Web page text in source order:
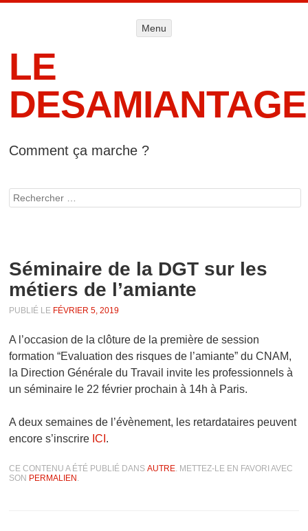
Menu
LE
DESAMIANTAGE
Comment ça marche ?
Rechercher
Séminaire de la DGT sur les
métiers de l’amiante
PUBLIÉ LE FÉVRIER 5, 2019
A l’occasion de la clôture de la première de session
formation “Evaluation des risques de l’amiante” du CNAM,
la Direction Générale du Travail invite les professionnels à
un séminaire le 22 février prochain à 14h à Paris.
A deux semaines de l’évènement, les retardataires peuvent
encore s’inscrire ICI .
CE CONTENU A ÉTÉ PUBLIÉ DANSAUTRE. METTEZ-LE EN FAVORI AVEC
SON PERMALIEN .